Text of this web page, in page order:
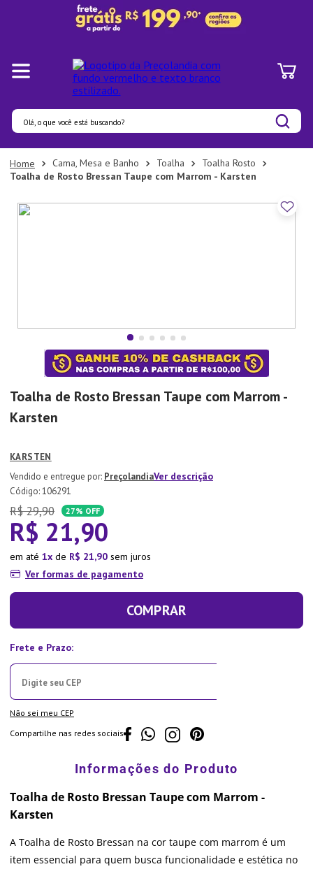
Olá, o que você está buscando?
Cama, Mesa e Banho Toalha
Toalha Rosto
Toalha de Rosto Bressan Taupe com Marrom - Karsten
Toalha de Rosto Bressan Taupe com Marrom -
Karsten
KARSTEN
PreçolandiaVer descrição
:106291
R$ 29,90 27% OFF
R$ 21,90
em até 1 de R$ 21,90 sem juros
Ver formas de pagamento
COMPRAR
Não sei meu CEP
Compartilhe nas redes sociais
Toalha de Rosto Bressan Taupe com Marrom -
Karsten
A Toalha de Rosto Bressan na cor taupe com marrom é um
item essencial para quem busca funcionalidade e estética no
Termos mais buscados
1º
Panelas
2º
Pratos
7º
Aparelho Jantar
Xicara
Lixeira
10º Organizador